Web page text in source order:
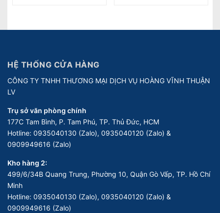
HỆ THỐNG CỬA HÀNG
CÔNG TY TNHH THƯƠNG MẠI DỊCH VỤ HOÀNG VĨNH THUẬN
LV
Trụ sở văn phòng chính
177C Tam Bình, P. Tam Phú, TP. Thủ Đức, HCM
Hotline: 0935040130 (Zalo), 0935040120 (Zalo) &
0909949616 (Zalo)
Kho hàng 2:
499/6/34B Quang Trung, Phường 10, Quận Gò Vấp, TP. Hồ Chí
Minh
Hotline: 0935040130 (Zalo), 0935040120 (Zalo) &
0909949616 (Zalo)